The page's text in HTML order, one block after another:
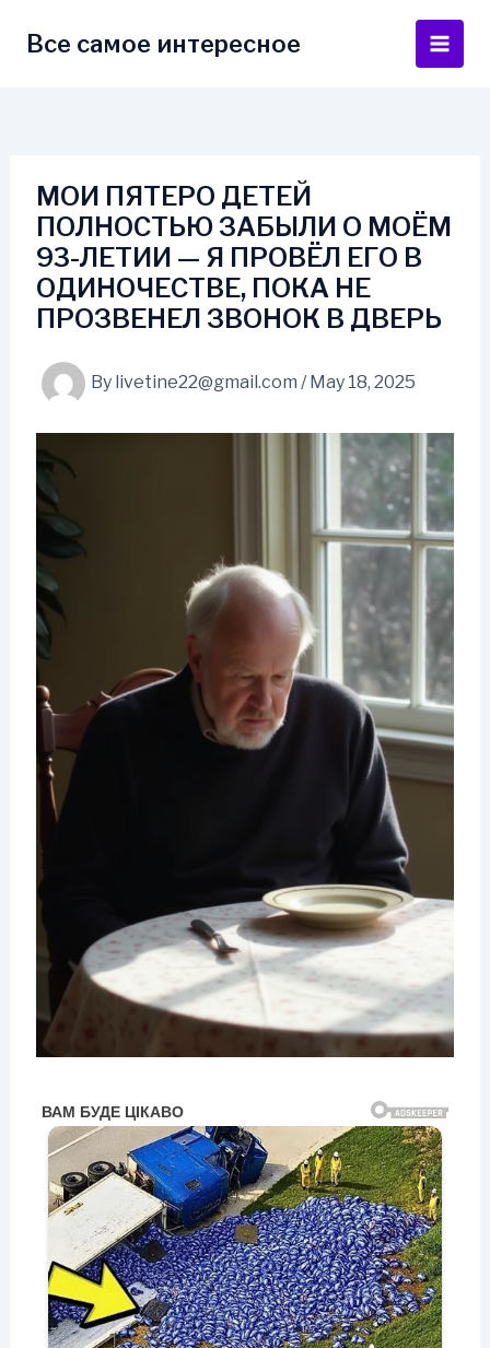
Все самое интересное
Main
МОИ ПЯТЕРО ДЕТЕЙ
ПОЛНОСТЬЮ ЗАБЫЛИ О МОЁМ
93-ЛЕТИИ — Я ПРОВЁЛ ЕГО В
ОДИНОЧЕСТВЕ, ПОКА НЕ
ПРОЗВЕНЕЛ ЗВОНОК В ДВЕРЬ
By livetine22@gmail.com / May 18, 2025